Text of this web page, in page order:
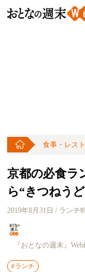
食事・レス
京都の必食ラ
ら“きつねう
2019年8月31日 / ランチ
『おとなの週末』
#ランチ